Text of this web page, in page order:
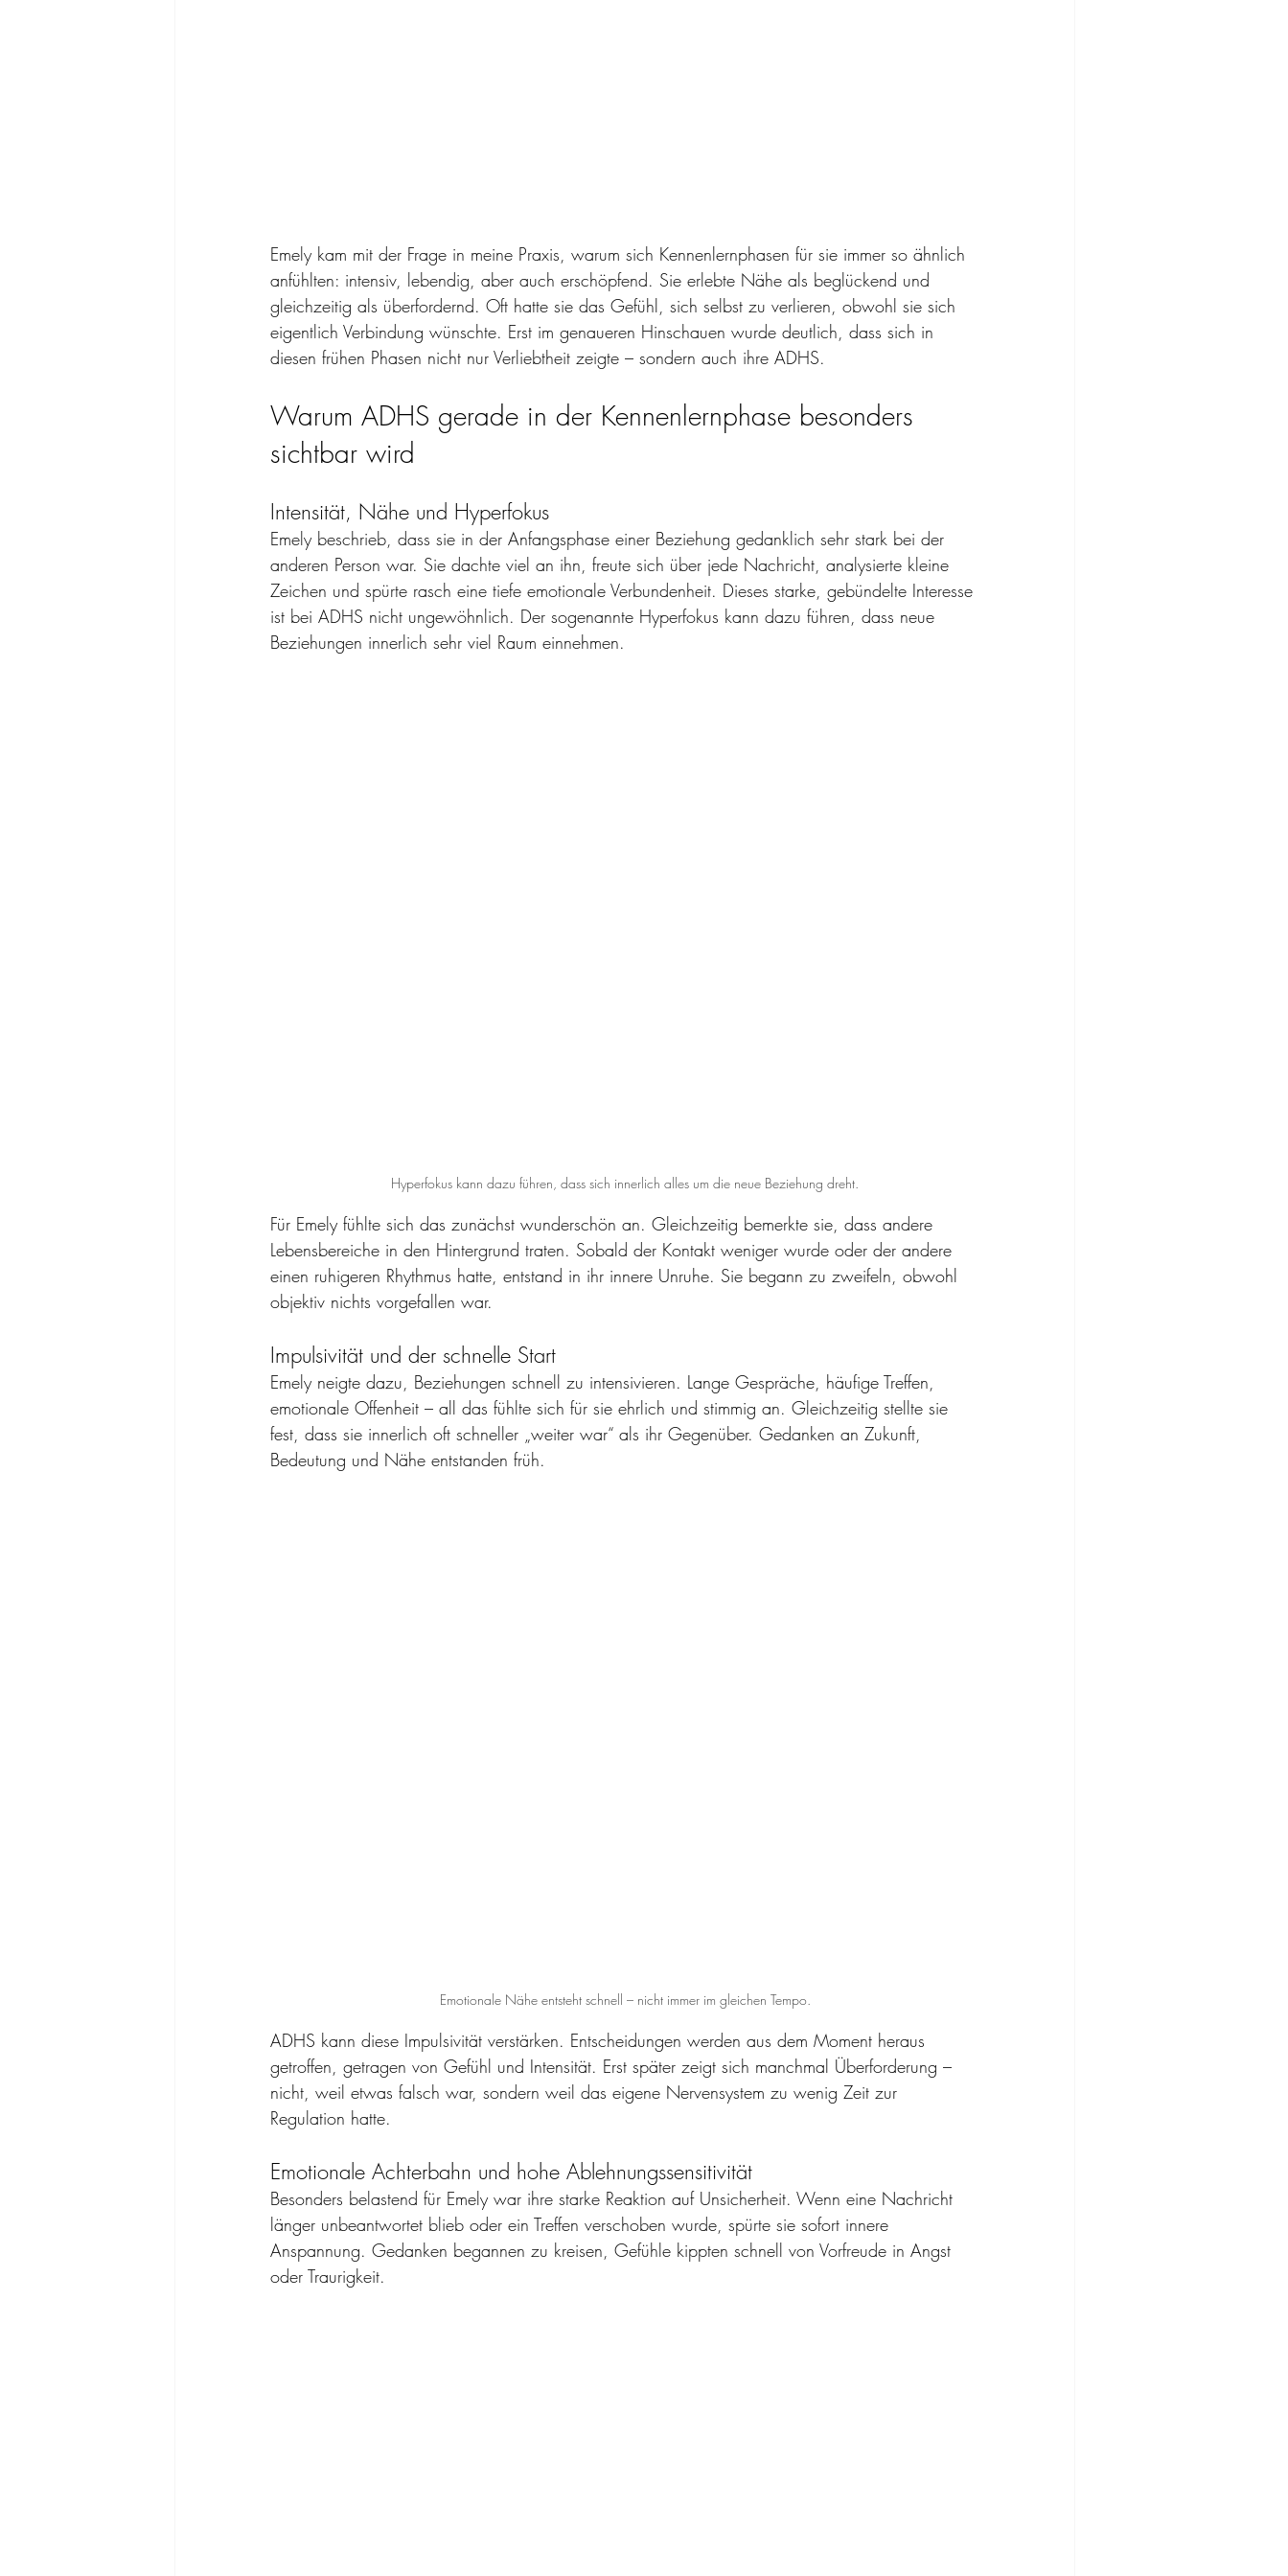
Emely kam mit der Frage in meine Praxis, warum sich Kennenlernphasen für sie immer so ähnlich
anfühlten: intensiv, lebendig, aber auch erschöpfend. Sie erlebte Nähe als beglückend und
gleichzeitig als überfordernd. Oft hatte sie das Gefühl, sich selbst zu verlieren, obwohl sie sich
eigentlich Verbindung wünschte. Erst im genaueren Hinschauen wurde deutlich, dass sich in
diesen frühen Phasen nicht nur Verliebtheit zeigte – sondern auch ihre ADHS.
Warum ADHS gerade in der Kennenlernphase besonders
sichtbar wird
Intensität, Nähe und Hyperfokus
Emely beschrieb, dass sie in der Anfangsphase einer Beziehung gedanklich sehr stark bei der
anderen Person war. Sie dachte viel an ihn, freute sich über jede Nachricht, analysierte kleine
Zeichen und spürte rasch eine tiefe emotionale Verbundenheit. Dieses starke, gebündelte Interesse
ist bei ADHS nicht ungewöhnlich. Der sogenannte Hyperfokus kann dazu führen, dass neue
Beziehungen innerlich sehr viel Raum einnehmen.
Hyperfokus kann dazu führen, dass sich innerlich alles um die neue Beziehung dreht.
Für Emely fühlte sich das zunächst wunderschön an. Gleichzeitig bemerkte sie, dass andere
Lebensbereiche in den Hintergrund traten. Sobald der Kontakt weniger wurde oder der andere
einen ruhigeren Rhythmus hatte, entstand in ihr innere Unruhe. Sie begann zu zweifeln, obwohl
objektiv nichts vorgefallen war.
Impulsivität und der schnelle Start
Emely neigte dazu, Beziehungen schnell zu intensivieren. Lange Gespräche, häufige Treffen,
emotionale Offenheit – all das fühlte sich für sie ehrlich und stimmig an. Gleichzeitig stellte sie
fest, dass sie innerlich oft schneller „weiter war“ als ihr Gegenüber. Gedanken an Zukunft,
Bedeutung und Nähe entstanden früh.
Emotionale Nähe entsteht schnell – nicht immer im gleichen Tempo.
ADHS kann diese Impulsivität verstärken. Entscheidungen werden aus dem Moment heraus
getroffen, getragen von Gefühl und Intensität. Erst später zeigt sich manchmal Überforderung –
nicht, weil etwas falsch war, sondern weil das eigene Nervensystem zu wenig Zeit zur
Regulation hatte.
Emotionale Achterbahn und hohe Ablehnungssensitivität
Besonders belastend für Emely war ihre starke Reaktion auf Unsicherheit. Wenn eine Nachricht
länger unbeantwortet blieb oder ein Treffen verschoben wurde, spürte sie sofort innere
Anspannung. Gedanken begannen zu kreisen, Gefühle kippten schnell von Vorfreude in Angst
oder Traurigkeit.